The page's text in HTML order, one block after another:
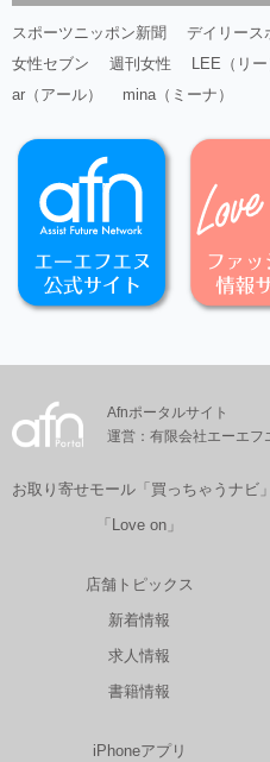
スポーツニッポン新聞 デイリース
女性セブン
週刊女性 LEE（リー
ar（アール）
mina（ミーナ）
Afnポータルサイト
運営：有限会社エーエフ
お取り寄せモール「買っちゃうナビ」
「Love on」
店舗トピックス
新着情報
求人情報
書籍情報
iPhoneアプリ